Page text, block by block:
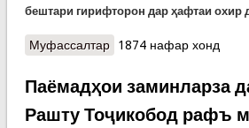
бештари гирифторон дар ҳафтаи охир
Муфассалтаро COVID-19: Шумори
1874 нафар хонд
Паёмадҳои заминларза
Рашту Тоҷикобод рафъ